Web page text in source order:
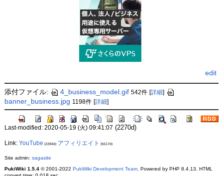
edit
添付ファイル: 4_business_model.gif 542件 [詳細]
banner_business.jpg 1198件 [詳細]
Last-modified: 2020-05-19 (火) 09:41:07 (2270d)
Link: YouTube (2284d) アフィリエイト (5617d)
Site admin: sagasite
PukiWiki 1.5.4© 2001-2022 PukiWiki Development Team. Powered by PHP 8.4.13. HTML